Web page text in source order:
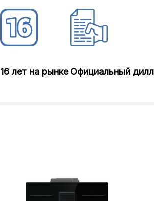
16 лет на рынке Официальный